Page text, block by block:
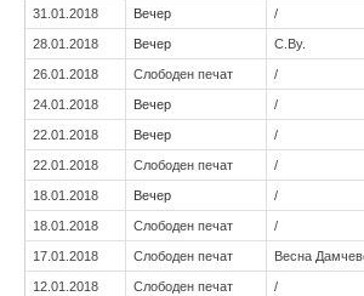
31.01.2018 Вечер /
28.01.2018 Вечер С.Ву.
26.01.2018 Слободен печат /
24.01.2018 Вечер /
22.01.2018 Вечер /
22.01.2018 Слободен печат /
18.01.2018 Вечер /
18.01.2018 Слободен печат /
17.01.2018 Слободен печат Весна
12.01.2018 Слободен печат /